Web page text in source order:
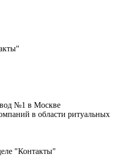
№1 в Москве
в области ритуальных
"Контакты"